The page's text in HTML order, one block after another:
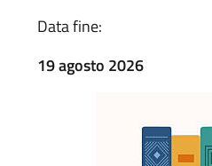
Data fine:
19 agosto 2026